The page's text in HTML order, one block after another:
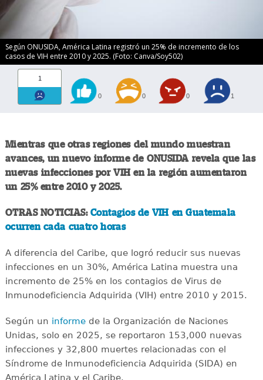
Según ONUSIDA, América Latina registró un 25% de incremento de los
casos de VIH entre 2010 y 2025. (Foto: Canva/Soy502)
1
0 0 0 1
Mientras que otras regiones del mundo muestran
avances, un nuevo informe de ONUSIDA revela que las
nuevas infecciones por VIH en la región aumentaron
un 25% entre 2010 y 2025.
OTRAS NOTICIAS: Contagios de VIH en Guatemala
ocurren cada cuatro horas
A diferencia del Caribe, que logró reducir sus nuevas
infecciones en un 30%, América Latina muestra una
incremento de 25% en los contagios de Virus de
Inmunodeficiencia Adquirida (VIH) entre 2010 y 2015.
Según un informede la Organización de Naciones
Unidas, solo en 2025, se reportaron 153,000 nuevas
infecciones y 32,800 muertes relacionadas con el
Síndrome de Inmunodeficiencia Adquirida (SIDA) en
América Latina y el Caribe.